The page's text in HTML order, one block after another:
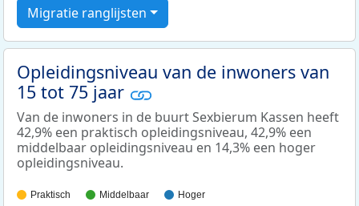
Migratie ranglijsten
Opleidingsniveau van de inwoners van
15 tot 75 jaar
Van de inwoners in de buurt Sexbierum Kassen heeft
42,9% een praktisch opleidingsniveau, 42,9% een
middelbaar opleidingsniveau en 14,3% een hoger
opleidingsniveau.
Praktisch Middelbaar Hoger